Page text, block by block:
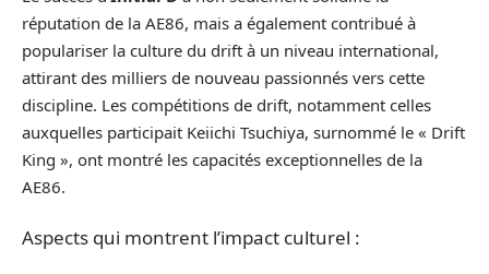
réputation de la AE86, mais a également contribué à
populariser la culture du drift à un niveau international,
attirant des milliers de nouveau passionnés vers cette
discipline. Les compétitions de drift, notamment celles
auxquelles participait Keiichi Tsuchiya, surnommé le « Drift
King », ont montré les capacités exceptionnelles de la
AE86.
Aspects qui montrent l’impact culturel :